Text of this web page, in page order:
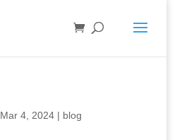
Mar 4, 2024| blog